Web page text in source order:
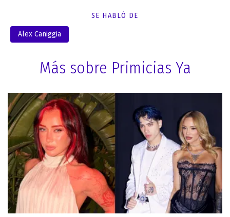
SE HABLÓ DE
Alex Caniggia
Más sobre Primicias Ya